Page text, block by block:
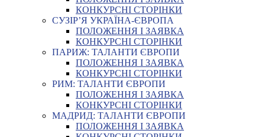
КОНКУРСНІ СТОРІНКИ
СУЗІР’Я УКРАЇНА-ЄВРОПА
ПОЛОЖЕННЯ І ЗАЯВКА
КОНКУРСНІ СТОРІНКИ
ПАРИЖ: ТАЛАНТИ ЄВРОПИ
ПОЛОЖЕННЯ І ЗАЯВКА
КОНКУРСНІ СТОРІНКИ
РИМ: ТАЛАНТИ ЄВРОПИ
ПОЛОЖЕННЯ І ЗАЯВКА
КОНКУРСНІ СТОРІНКИ
МАДРИД: ТАЛАНТИ ЄВРОПИ
ПОЛОЖЕННЯ І ЗАЯВКА